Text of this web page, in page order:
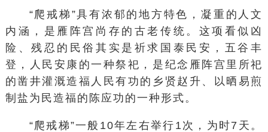
“爬戒梯”具有浓郁的地方特色，凝重的人文
内涵，是雁阵宫尚存的古老传统。这项看似凶
险、残忍的民俗其实是祈求国泰民安，五谷丰
登，人民安康的一种祭祀，是纪念雁阵宫里所祀
的凿井灌溉造福人民有功的乡贤赵升、以晒易煎
制盐为民造福的陈应功的一种形式。
“爬戒梯”一般10年左右举行1次，为时7天。